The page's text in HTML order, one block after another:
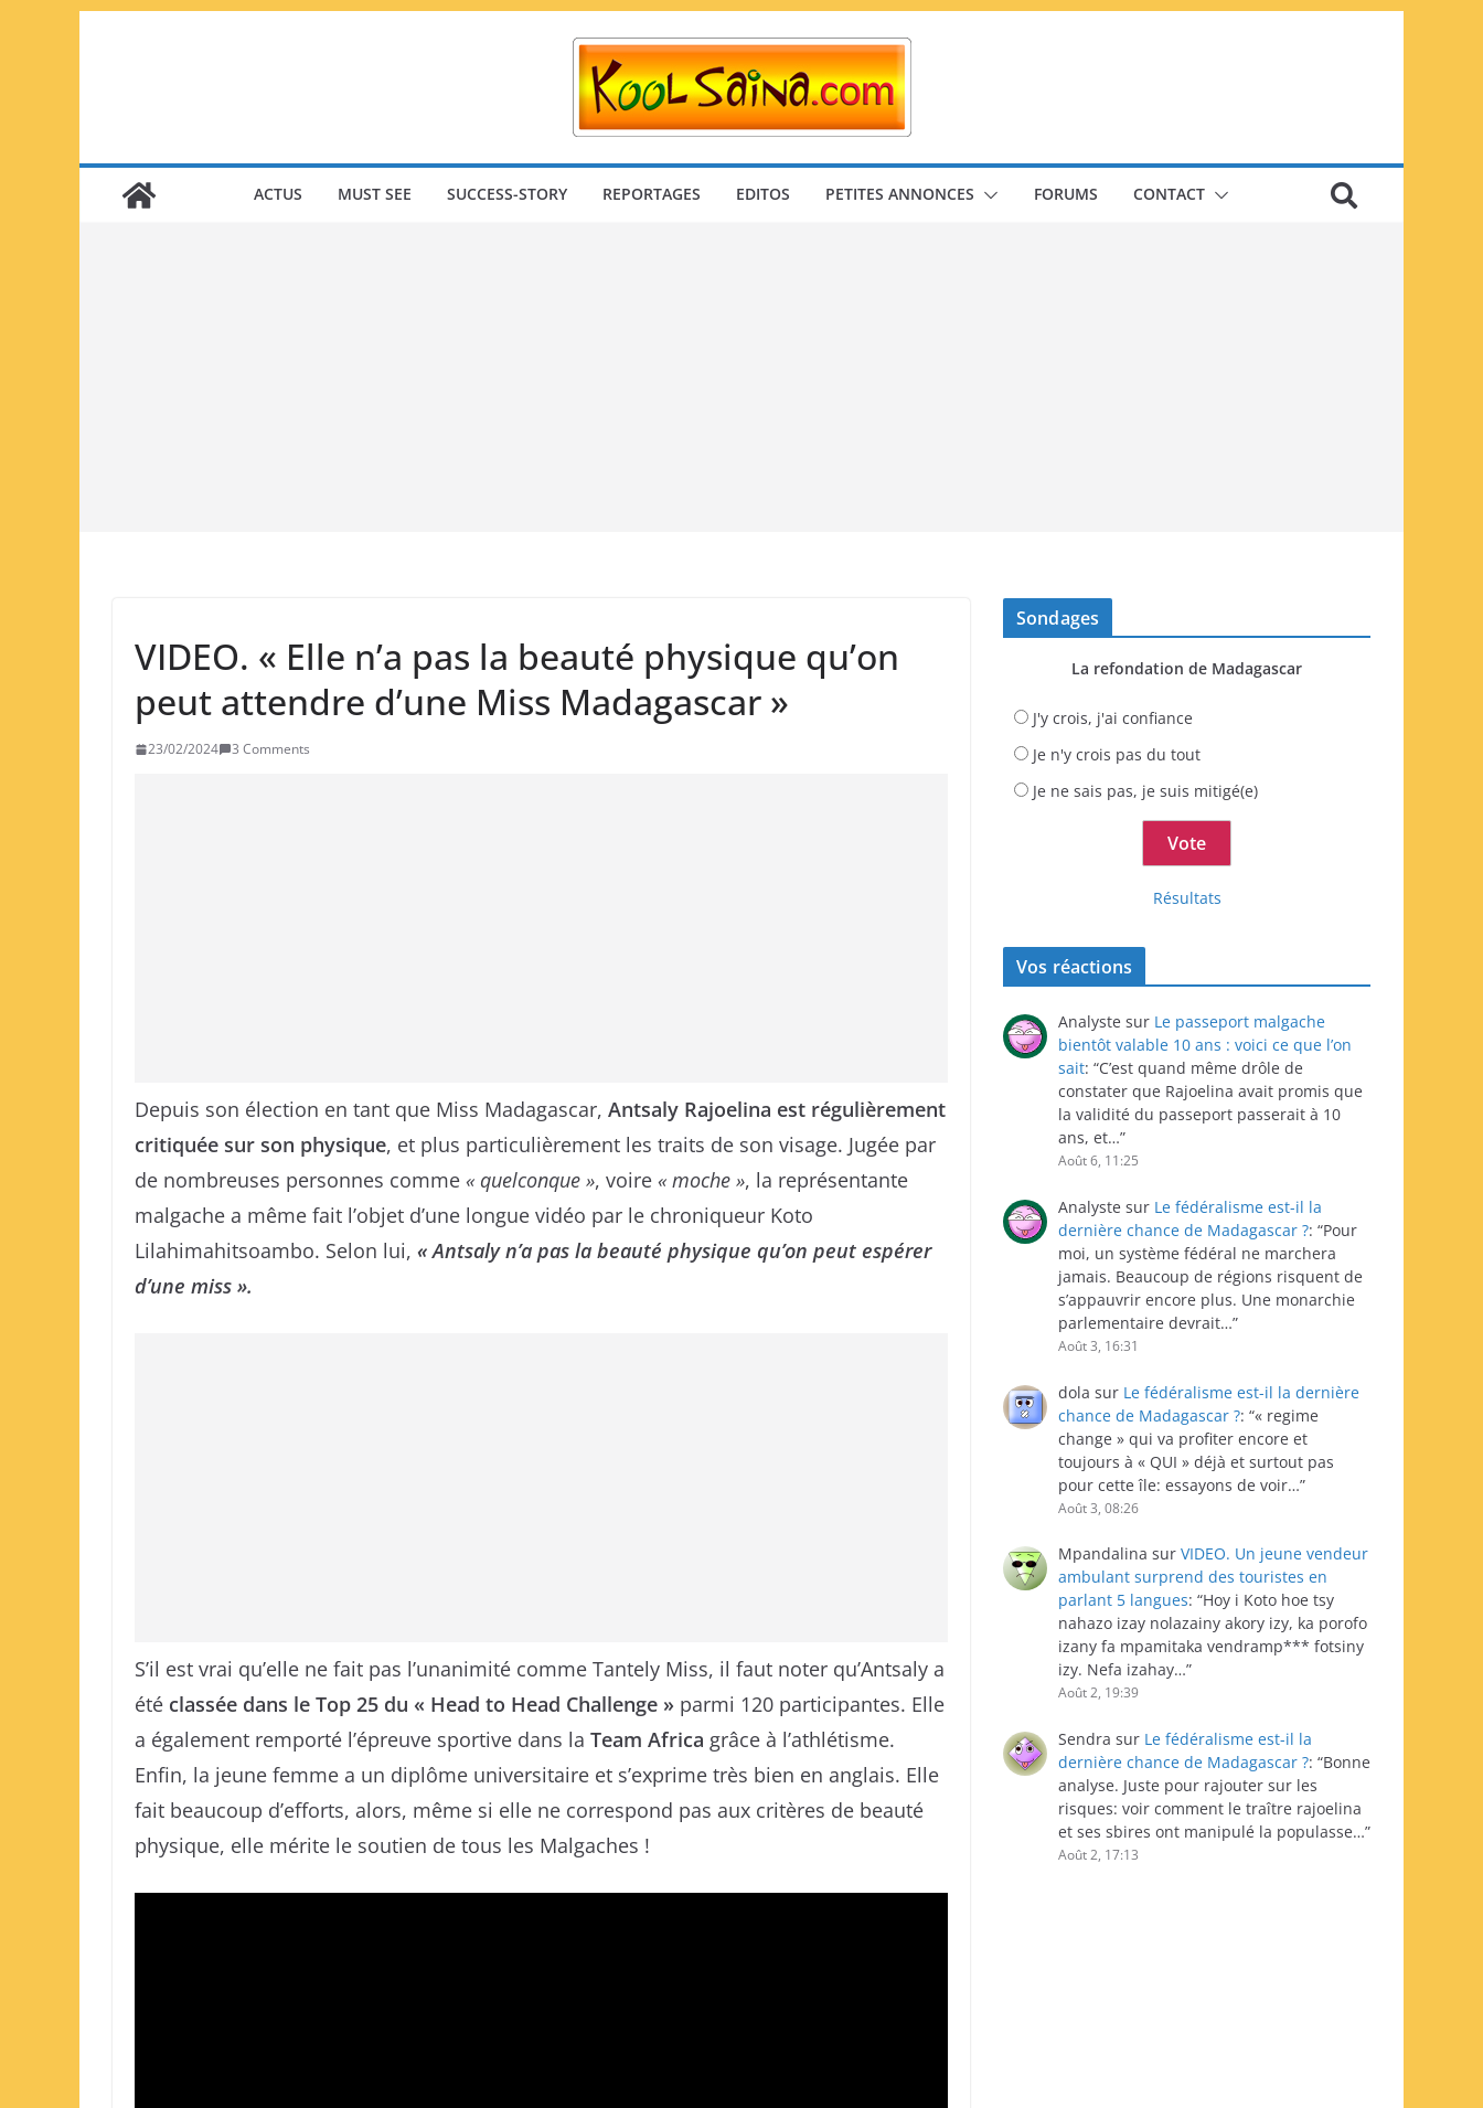
ACTUS MUST SEE SUCCESS-STORY REPORTAGES EDITOS PETITES ANNONCES FORUMS CONTACT
VIDEO. « Elle n’a pas la beauté physique qu’on
peut attendre d’une Miss Madagascar »
23/02/2024 3 Comments
Depuis son élection en tant que Miss Madagascar, Antsaly Rajoelina est régulièrement
critiquée sur son physique, et plus particulièrement les traits de son visage. Jugée par
de nombreuses personnes comme « quelconque », voire « moche », la représentante
malgache a même fait l’objet d’une longue vidéo par le chroniqueur Koto
Lilahimahitsoambo. Selon lui, « Antsaly n’a pas la beauté physique qu’on peut espérer
d’une miss ».
S’il est vrai qu’elle ne fait pas l’unanimité comme Tantely Miss, il faut noter qu’Antsaly a
été classée dans le Top 25 du « Head to Head Challenge » parmi 120 participantes. Elle
a également remporté l’épreuve sportive dans la Team Africa grâce à l’athlétisme.
Enfin, la jeune femme a un diplôme universitaire et s’exprime très bien en anglais. Elle
fait beaucoup d’efforts, alors, même si elle ne correspond pas aux critères de beauté
physique, elle mérite le soutien de tous les Malgaches !
Sondages
La refondation de Madagascar
J'y crois, j'ai confiance
Je n'y crois pas du tout
Je ne sais pas, je suis mitigé(e)
Résultats
Vos réactions
Analyste sur Le passeport malgache
bientôt valable 10 ans : voici ce que l’on
sait: “C’est quand même drôle de
constater que Rajoelina avait promis que
la validité du passeport passerait à 10
ans, et…”
Août 6, 11:25
Analyste sur Le fédéralisme est-il la
dernière chance de Madagascar ?: “Pour
moi, un système fédéral ne marchera
jamais. Beaucoup de régions risquent de
s’appauvrir encore plus. Une monarchie
parlementaire devrait…”
Août 3, 16:31
dola sur Le fédéralisme est-il la dernière
chance de Madagascar ?: “« regime
change » qui va profiter encore et
toujours à « QUI » déjà et surtout pas
pour cette île: essayons de voir…”
Août 3, 08:26
Mpandalina sur VIDEO. Un jeune vendeur
ambulant surprend des touristes en
parlant 5 langues: “Hoy i Koto hoe tsy
nahazo izay nolazainy akory izy, ka porofo
izany fa mpamitaka vendramp*** fotsiny
izy. Nefa izahay…”
Août 2, 19:39
Sendra sur Le fédéralisme est-il la
dernière chance de Madagascar ?: “Bonne
analyse. Juste pour rajouter sur les
risques: voir comment le traître rajoelina
et ses sbires ont manipulé la populasse…”
Août 2, 17:13